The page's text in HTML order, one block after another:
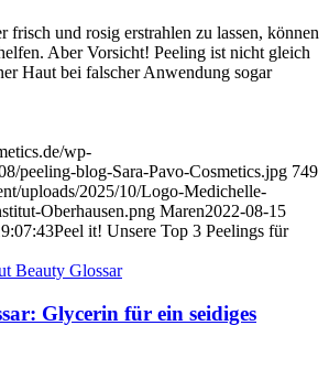
frisch und rosig erstrahlen zu lassen, können
Aber Vorsicht! Peeling ist nicht gleich
Haut bei falscher Anwendung sogar
wp-
peeling-blog-Sara-Pavo-Cosmetics.jpg 749
uploads/2025/10/Logo-Medichelle-
Oberhausen.png Maren2022-08-15
Peel it! Unsere Top 3 Peelings für
Glycerin für ein seidiges